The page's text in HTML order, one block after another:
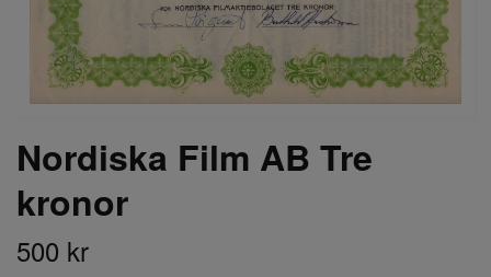
Nordiska Film AB Tre
kronor
500 kr